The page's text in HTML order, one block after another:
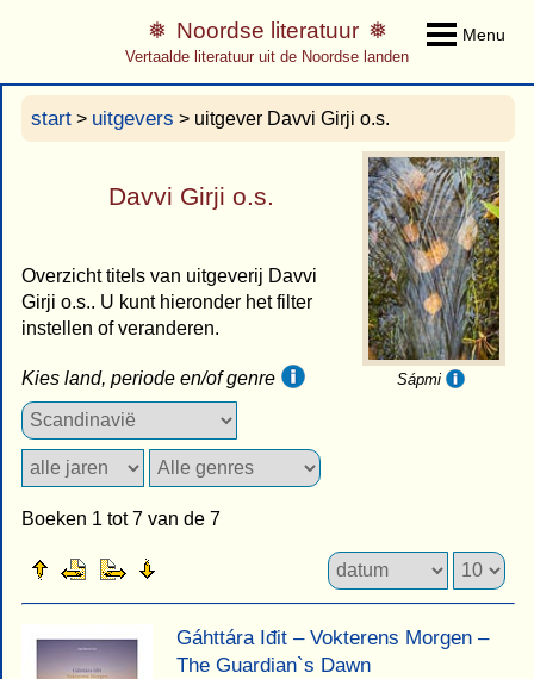
Menu
Noordse literatuur
Vertaalde literatuur uit de Noordse landen
start > uitgevers > uitgever Davvi Girji o.s.
Sápmi
Davvi Girji o.s.
Overzicht titels van uitgeverij Davvi
Girji o.s.. U kunt hieronder het filter
instellen of veranderen.
Kies land, periode en/of genre
Boeken 1 tot 7 van de 7
Gáhttára Iđit – Vokterens Morgen –
The Guardian`s Dawn